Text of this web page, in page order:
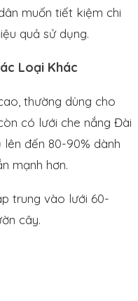
muốn tiết kiệm chi
quả sử dụng.
Loại Khác
thường dùng cho
có lưới che nắng Đài
đến 80-90% dành
mạnh hơn.
trung vào lưới 60-
cây.